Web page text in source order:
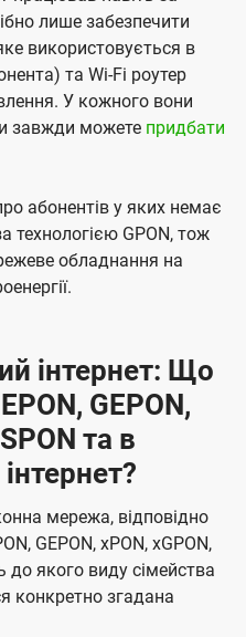
лише забезпечити
використовується в
та Wi-Fi роутер
У кожного вони
завжди можете придбати
абонентів у яких немає
технологією GPON, тож
обладнання на
інтернет: Що
GEPON,
та в
мережа, відповідно
GEPON, xPON, xGPON,
до якого виду сімейства
конкретно згадана